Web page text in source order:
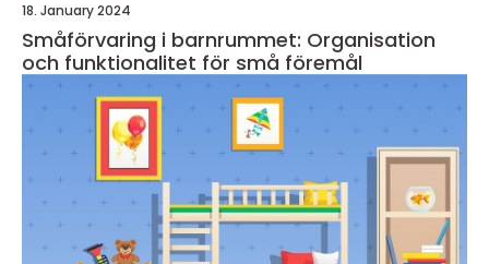
18. January 2024
Småförvaring i barnrummet: Organisation
och funktionalitet för små föremål